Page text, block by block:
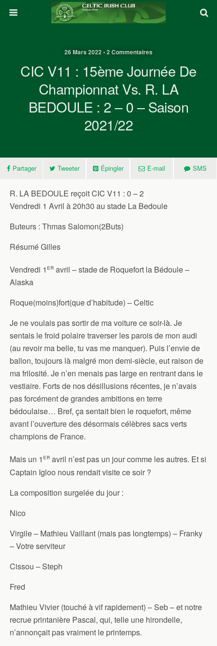
26 Mars 2022 • 2 Commentaires
CIC V11 : 15ème Journée De
Championnat Vs. R. LA
BEDOULE : 2 – 0 – Saison
2021/22
Partager Tweeter Épingler E-mail SMS
R. LA BEDOULE reçoit CIC V11 : 0 – 2
Vendredi 1 Avril à 20h30 au stade La Bedoule
Buteurs : Thmas Salomon(2Buts)
Résumé Gilles
Vendredi 1 er avril – stade de Roquefort la Bédoule –
Alaska
Roque(moins)fort(que d’habitude) – Celtic
Je ne voulais pas sortir de ma voiture ce soir-là. Je
sentais le froid polaire traverser les parois de mon audi
(au revoir ma belle, tu vas me manquer). Puis l’envie de
ballon, toujours là malgré mon demi-siècle, eut raison de
ma frilosité. Je n’en menais pas large en rentrant dans le
vestiaire. Forts de nos désillusions récentes, je n’avais
pas forcément de grandes ambitions en terre
bédoulaise… Bref, ça sentait bien le roquefort, même
avant l’ouverture des désormais célèbres sacs verts
champions de France.
Mais un 1 er avril n’est pas un jour comme les autres. Et si
Captain Igloo nous rendait visite ce soir ?
La composition surgelée du jour :
Nico
Virgile – Mathieu Vaillant (mais pas longtemps) – Franky
– Votre serviteur
Cissou – Steph
Fred
Mathieu Vivier (touché à vif rapidement) – Seb – et notre
recrue printanière Pascal, qui, telle une hirondelle,
n’annonçait pas vraiment le printemps.